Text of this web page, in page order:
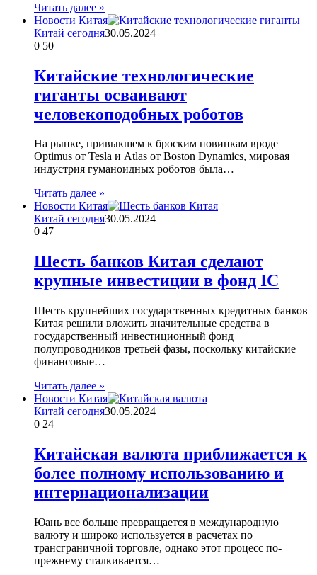
Читать далее »
Новости Китая
Китай сегодня30.05.2024
0 50
Китайские технологические
гиганты осваивают
человекоподобных роботов
На рынке, привыкшем к броским новинкам вроде
Optimus от Tesla и Atlas от Boston Dynamics, мировая
индустрия гуманоидных роботов была…
Читать далее »
Новости Китая
Китай сегодня30.05.2024
0 47
Шесть банков Китая сделают
крупные инвестиции в фонд IC
Шесть крупнейших государственных кредитных банков
Китая решили вложить значительные средства в
государственный инвестиционный фонд
полупроводников третьей фазы, поскольку китайские
финансовые…
Читать далее »
Новости Китая
Китай сегодня30.05.2024
0 24
Китайская валюта приближается к
более полному использованию и
интернационализации
Юань все больше превращается в международную
валюту и широко используется в расчетах по
трансграничной торговле, однако этот процесс по-
прежнему сталкивается…